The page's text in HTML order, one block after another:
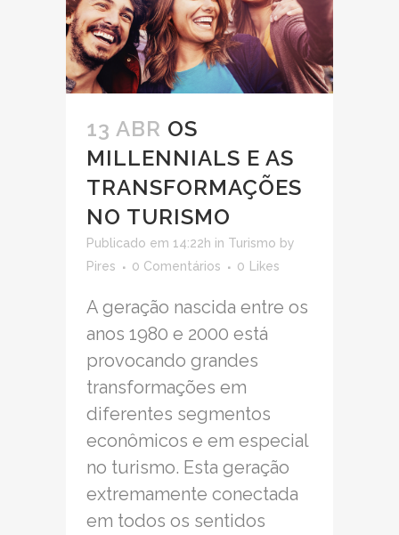
13 ABR OS
MILLENNIALS E AS
TRANSFORMAÇÕES
NO TURISMO
Publicado em 14:22h in Turismo by
Pires
0 Comentários 0 Likes
A geração nascida entre os
anos 1980 e 2000 está
provocando grandes
transformações em
diferentes segmentos
econômicos e em especial
no turismo. Esta geração
extremamente conectada
em todos os sentidos